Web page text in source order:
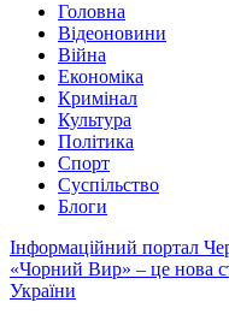
Головна
Відеоновини
Війна
Економіка
Кримінал
Культура
Політика
Спорт
Суспільство
Блоги
Інформаційний портал
«Чорний Вир» – це нова
України